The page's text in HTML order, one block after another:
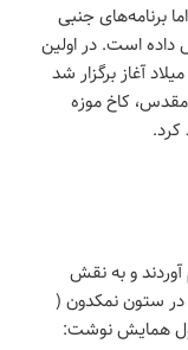
برنامه‌های جنبی
داده است. در اولین
آغاز برگزار شد
مقدس، کاخ موزه
کرد.
و به نقش
در ستون نمکدون (
همایش نوشت: